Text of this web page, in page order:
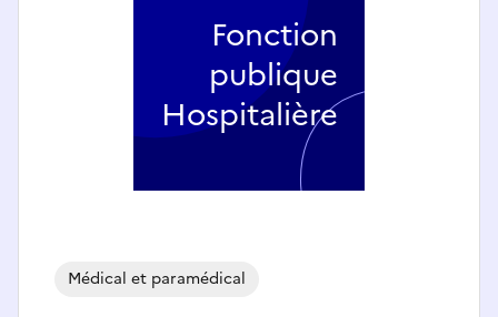
Médical et paramédical
Fonction
publique
Hospitalière